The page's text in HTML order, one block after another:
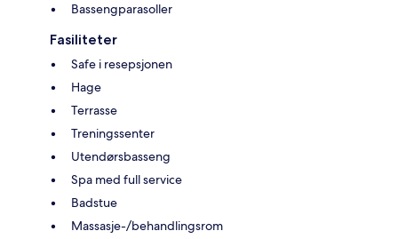
Bassengparasoller
Fasiliteter
Safe i resepsjonen
Hage
Terrasse
Treningssenter
Utendørsbasseng
Spa med full service
Badstue
Massasje-/behandlingsrom